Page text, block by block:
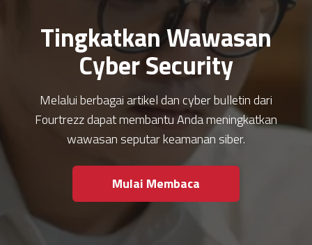
Tingkatkan Wawasan
Cyber Security
Melalui berbagai artikel dan cyber bulletin dari
Fourtrezz dapat membantu Anda meningkatkan
wawasan seputar keamanan siber.
Mulai Membaca